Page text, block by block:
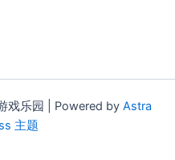
戏乐园 | Powered by Astra
主题